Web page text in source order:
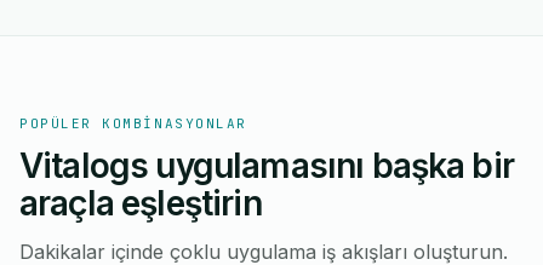
POPÜLER KOMBINASYONLAR
Vitalogs uygulamasını başka bir
araçla eşleştirin
Dakikalar içinde çoklu uygulama iş akışları oluşturun.